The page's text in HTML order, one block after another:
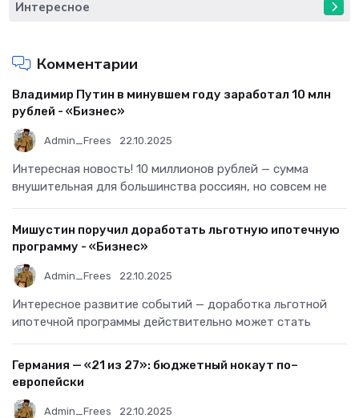
Интересное
Комментарии
Владимир Путин в минувшем году заработал 10 млн
рублей - «Бизнес»
Admin_Frees 22.10.2025
Интересная новость! 10 миллионов рублей — сумма
внушительная для большинства россиян, но совсем не
Мишустин поручил доработать льготную ипотечную
программу - «Бизнес»
Admin_Frees 22.10.2025
Интересное развитие событий — доработка льготной
ипотечной программы действительно может стать
Германия — «21 из 27»: бюджетный нокаут по–
европейски
Admin_Frees 22.10.2025